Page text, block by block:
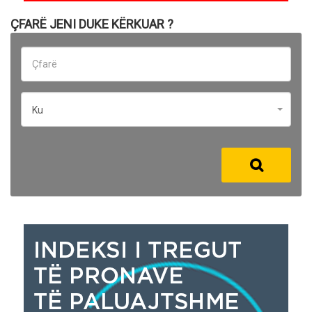
ÇFARË JENI DUKE KËRKUAR ?
Ku